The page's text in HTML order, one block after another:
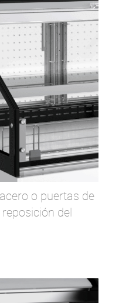
o puertas de
del